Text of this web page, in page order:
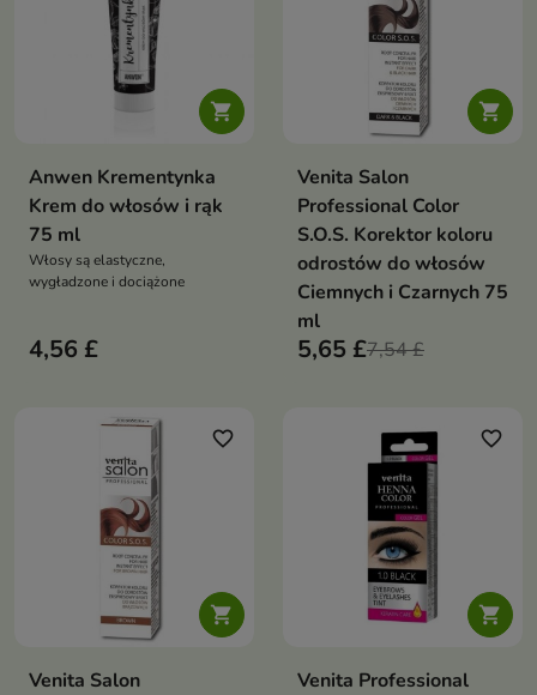
bardzo
delikatny,
miękkii
jednocześnie
składający się z
mieszanki
bardzo cienkich
włókien
poliestrowych i
poliamidowych
twarz i ciało

Anwen Krementynka
Krem do włosów i rąk
75 ml
Włosy są elastyczne,
wygładzone i dociążone
4,56 £

Venita Salon
Professional Color
S.O.S. Korektor koloru
odrostów do włosów
Ciemnych i Czarnych 75
ml
5,65 £7,54 £

favorite_border
Venita Salon

favorite_border
Venita Professional